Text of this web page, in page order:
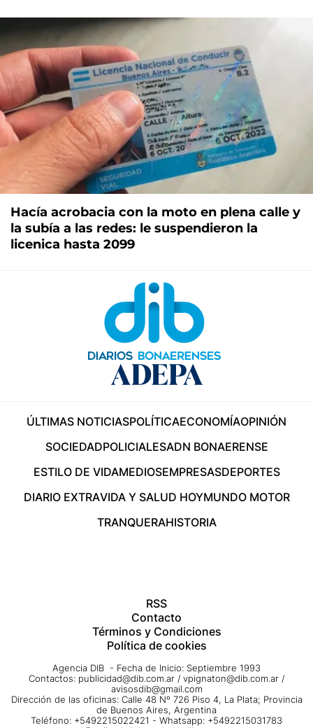
Hacía acrobacia con la moto en plena calle y
la subía a las redes: le suspendieron la
licenica hasta 2099
ÚLTIMAS NOTICIASPOLÍTICAECONOMÍAOPINIÓN
SOCIEDADPOLICIALESADN BONAERENSE
ESTILO DE VIDAMEDIOSEMPRESASDEPORTES
DIARIO EXTRAVIDA Y SALUD HOYMUNDO MOTOR
TRANQUERAHISTORIA
RSS
Contacto
Términos y Condiciones
Política de cookies
Agencia DIB - Fecha de Inicio: Septiembre 1993
Contactos: publicidad@dib.com.ar / vpignaton@dib.com.ar /
avisosdib@gmail.com
Dirección de las oficinas: Calle 48 Nº 726 Piso 4, La Plata; Provincia
de Buenos Aires, Argentina
Teléfono: +5492215022421 - Whatsapp: +5492215031783